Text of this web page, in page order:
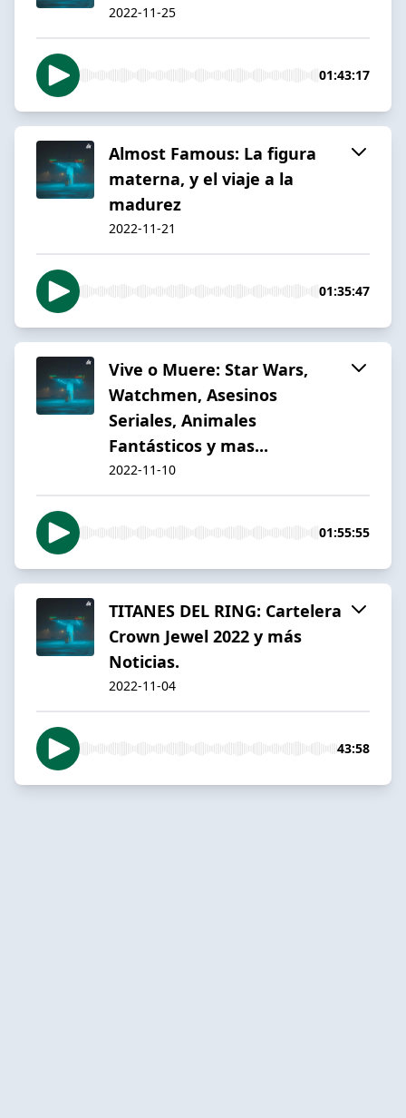
2022-11-25
01:43:17
Almost Famous: La figura
materna, y el viaje a la
madurez
2022-11-21
01:35:47
Vive o Muere: Star Wars,
Watchmen, Asesinos
Seriales, Animales
Fantásticos y mas...
2022-11-10
01:55:55
TITANES DEL RING: Cartelera
Crown Jewel 2022 y más
Noticias.
2022-11-04
43:58